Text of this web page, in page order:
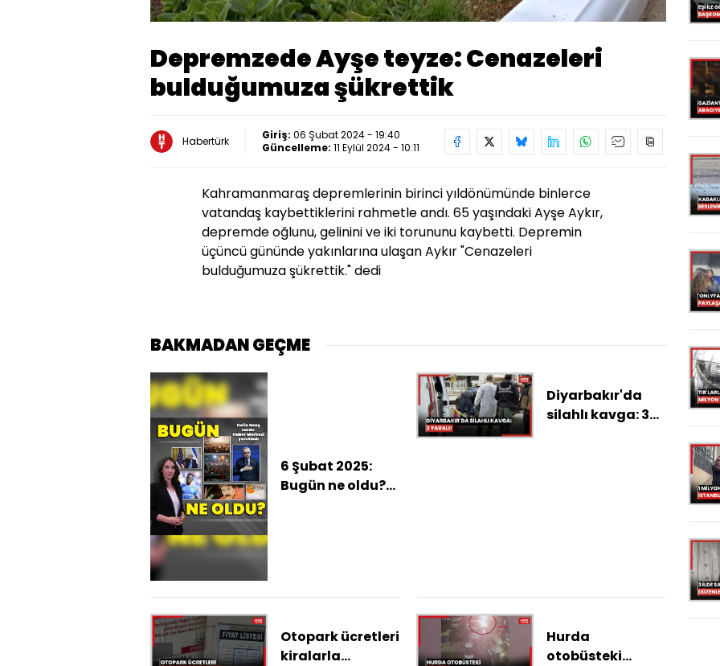
Sesi
Aç
Oynatma
Hızı
Depremzede Ayşe teyze: Cenazeleri
bulduğumuza şükrettik
Habertürk Giriş: 06 Şubat 2024 - 19:40
Güncelleme: 11 Eylül 2024 - 10:11
Kahramanmaraş depremlerinin birinci yıldönümünde binlerce
vatandaş kaybettiklerini rahmetle andı. 65 yaşındaki Ayşe Aykır,
depremde oğlunu, gelinini ve iki torununu kaybetti. Depremin
üçüncü gününde yakınlarına ulaşan Aykır "Cenazeleri
bulduğumuza şükrettik." dedi
BAKMADAN GEÇME
6 Şubat 2025:
Bugün ne oldu?
Diyarbakır'da
silahlı kavga: 3
Otopark ücretleri
kiralarla
Hurda
otobüsteki